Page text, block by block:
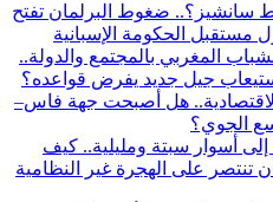
سانشيز؟.. ضغوط البرلمان تفتح
مستقبل الحكومة الإسبانية
المغربي بالمجتمع والدولة..
جيل جديد يفرض قواعده؟
هل أصبحت جهة فاس–
الجوي؟
أسوار سبتة ومليلية.. كيف
على الهجرة غير النظامية